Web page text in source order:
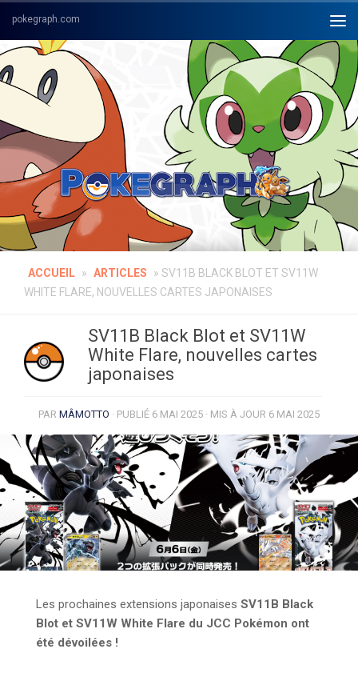
Skip to content
ACCUEIL » ARTICLES » SV11B BLACK BLOT ET SV11W
WHITE FLARE, NOUVELLES CARTES JAPONAISES
SV11B Black Blot et SV11W
White Flare, nouvelles cartes
japonaises
PAR MÂMOTTO · PUBLIÉ 6 MAI 2025 · MIS À JOUR 6 MAI 2025
Les prochaines extensions japonaises SV11B Black
Blot et SV11W White Flare du JCC Pokémon ont
été dévoilées !